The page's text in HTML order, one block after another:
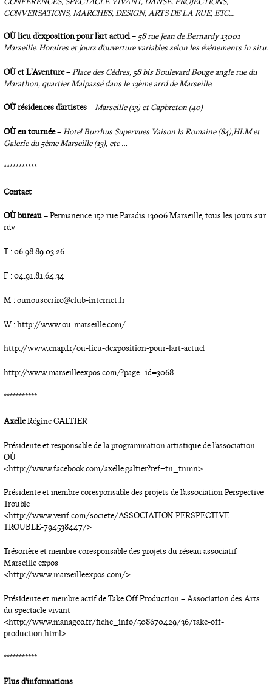
CONVERSATIONS, MARCHES, DESIGN, ARTS DE LA RUE, ETC…
OÙ lieu d’exposition pour l’art actuel– 58 rue Jean de Bernardy 13001
Marseille. Horaires et jours d’ouverture variables selon les événements in situ.
OÙ et L’Aventure–Place des Cèdres, 58 bis Boulevard Bouge angle rue du
Marathon, quartier Malpassé dans le 13ème arrd de Marseille.
OÙ résidences d’artistes–Marseille (13) et Capbreton (40)
OÙ en tournée–Hotel Burrhus Supervues Vaison la Romaine (84), HLM et
Galerie du 5ème Marseille (13), etc …
***********
Contact
OÙ bureau– Permanence 152 rue Paradis 13006 Marseille, tous les jours sur
rdv
T : 06 98 89 03 26
F : 04.91.81.64.34
M : ounousecrire@club-internet.fr
W : http://www.ou-marseille.com/
http://www.cnap.fr/ou-lieu-dexposition-pour-lart-actuel
http://www.marseilleexpos.com/?page_id=3068
***********
AxelleRégine GALTIER
Présidente et responsable de la programmation artistique de l’association
OÙ
<http://www.facebook.com/axelle.galtier?ref=tn_tnmn>
Présidente et membre coresponsable des projets de l’association Perspective
Trouble
<http://www.verif.com/societe/ASSOCIATION-PERSPECTIVE-
TROUBLE-794538447/>
Trésorière et membre coresponsable des projets du réseau associatif
Marseille expos
<http://www.marseilleexpos.com/>
Présidente et membre actif de Take Off Production – Association des Arts
du spectacle vivant
<http://www.manageo.fr/fiche_info/508670429/36/take-off-
production.html>
***********
Plus d’informations